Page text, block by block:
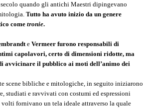
quando gli antichi Maestri dipingevano
Tutto ha avuto inizio da un genere
come tronie.
e Vermeer furono responsabili di
capolavori, certo di dimensioni ridotte, ma
avvicinare il pubblico ai moti dell’animo dei
scene bibliche e mitologiche, in seguito iniziarono
studiati e ravvivati con costumi ed espressioni
volti fornivano un tela ideale attraverso la quale